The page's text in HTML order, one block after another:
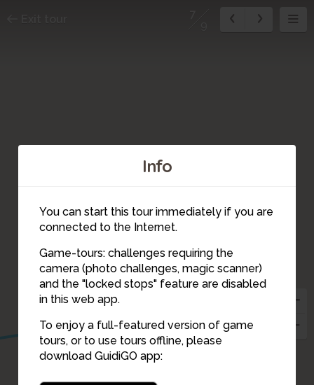
Info
You can start this tour immediately if you are
connected to the Internet.
Game-tours: challenges requiring the
camera (photo challenges, magic scanner)
and the "locked stops" feature are disabled
in this web app.
To enjoy a full-featured version of game
tours, or to use tours offline, please
download GuidiGO app:
7